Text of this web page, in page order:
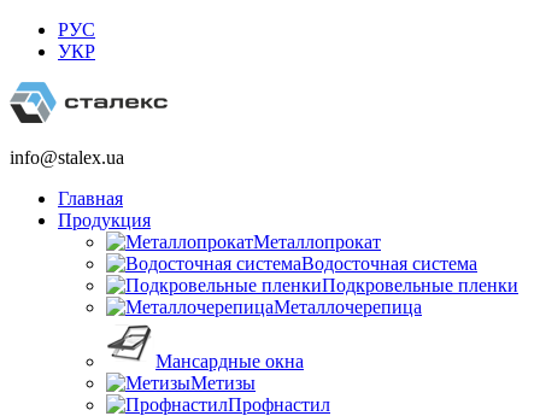
РУС
УКР
info@stalex.ua
Главная
Продукция
Металлопрокат
Водосточная система
Подкровельные пленки
Металлочерепица
Мансардные окна
Метизы
Профнастил